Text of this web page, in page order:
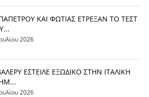
ΚΑΙ ΦΩΤΙΑΣ ΕΤΡΕΞΑΝ ΤΟ ΤΕΣΤ
2026
ΕΣΤΕΙΛΕ ΕΞΩΔΙΚΟ ΣΤΗΝ ΙΤΑΛΙΚΗ
2026